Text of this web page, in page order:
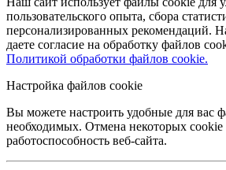
пользовательского опыта, сбора
персонализированных рекомендаций.
даете согласие на обработку файлов
Политикой обработки файлов cookie.
Настройка файлов cookie
Вы можете настроить удобные для вас
необходимых. Отмена некоторых cookie
работоспособность веб-сайта.